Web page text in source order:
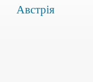
Австрія